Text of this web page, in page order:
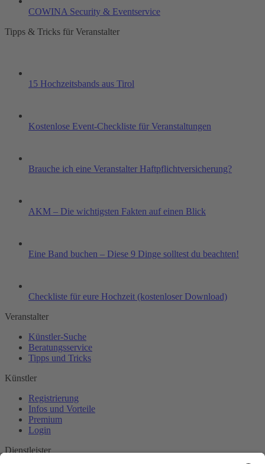
COWINA Security & Eventservice
Tipps & Tricks für Veranstalter
15 Hochzeitsbands aus Tirol
Kostenlose Event-Checkliste für Veranstaltungen
Brauche ich eine Veranstalter Haftpflichtversicherung?
AKM – Die wichtigsten Fakten auf einen Blick
Eine Band buchen – Diese 9 Dinge solltest du beachten!
Checkliste für eure Hochzeit (kostenloser Download)
Veranstalter
Künstler-Suche
Beratungsservice
Tipps und Tricks
Künstler
Registrierung
Infos und Vorteile
Premium
Login
Dienstleister